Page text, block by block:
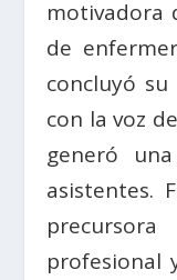
motivadora
de
concluyó
con la voz de
generó
asistentes.
profesional